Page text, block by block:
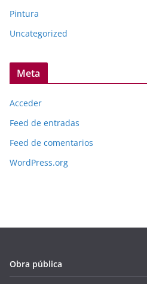
Pintura
Uncategorized
Meta
Acceder
Feed de entradas
Feed de comentarios
WordPress.org
Obra pública